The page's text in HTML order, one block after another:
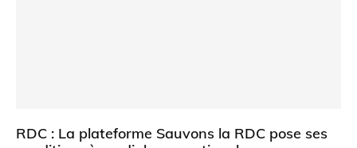
RDC : La plateforme Sauvons la RDC pose ses